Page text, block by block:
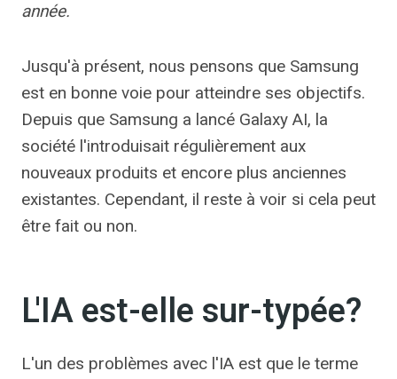
année.
Jusqu'à présent, nous pensons que Samsung
est en bonne voie pour atteindre ses objectifs.
Depuis que Samsung a lancé Galaxy AI, la
société l'introduisait régulièrement aux
nouveaux produits et encore plus anciennes
existantes. Cependant, il reste à voir si cela peut
être fait ou non.
L'IA est-elle sur-typée?
L'un des problèmes avec l'IA est que le terme